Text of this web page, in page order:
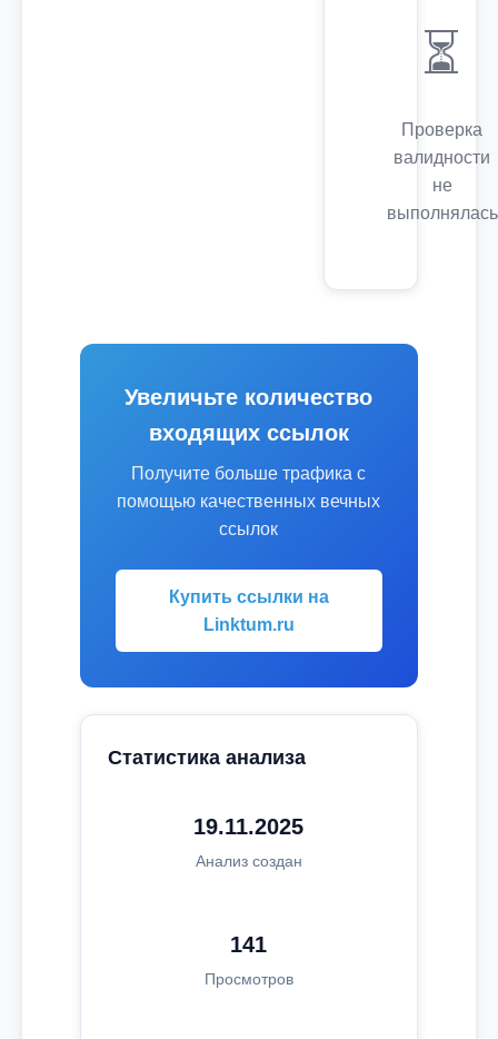
⏳
Проверка
валидности
не
выполнялась
Увеличьте количество
входящих ссылок
Получите больше трафика с
помощью качественных вечных
ссылок
Купить ссылки на
Linktum.ru
Статистика анализа
19.11.2025
Анализ создан
141
Просмотров